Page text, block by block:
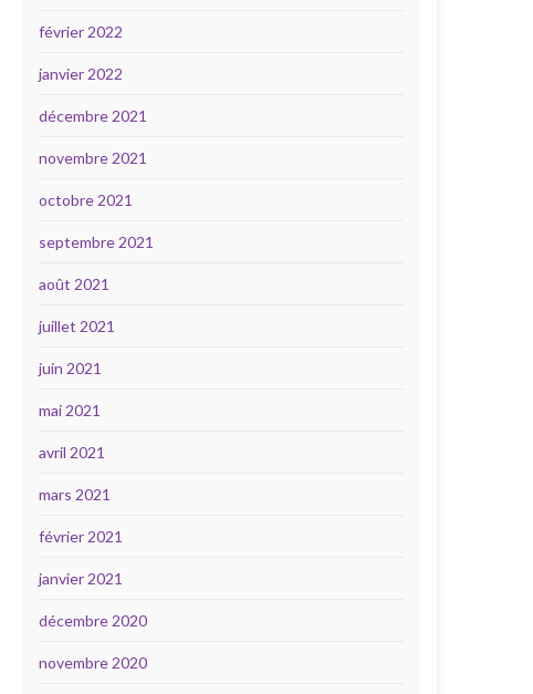
février 2022
janvier 2022
décembre 2021
novembre 2021
octobre 2021
septembre 2021
août 2021
juillet 2021
juin 2021
mai 2021
avril 2021
mars 2021
février 2021
janvier 2021
décembre 2020
novembre 2020